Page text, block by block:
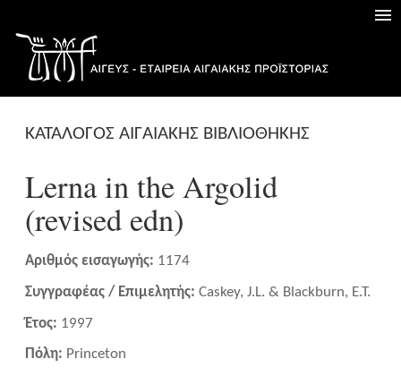
ΚΑΤΑΛΟΓΟΣ ΑΙΓΑΙΑΚΗΣ ΒΙΒΛΙΟΘΗΚΗΣ
Lerna in the Argolid
(revised edn)
Αριθμός εισαγωγής: 1174
Συγγραφέας / Επιμελητής: Caskey, J.L. & Blackburn, E.T.
Έτος: 1997
Πόλη: Princeton